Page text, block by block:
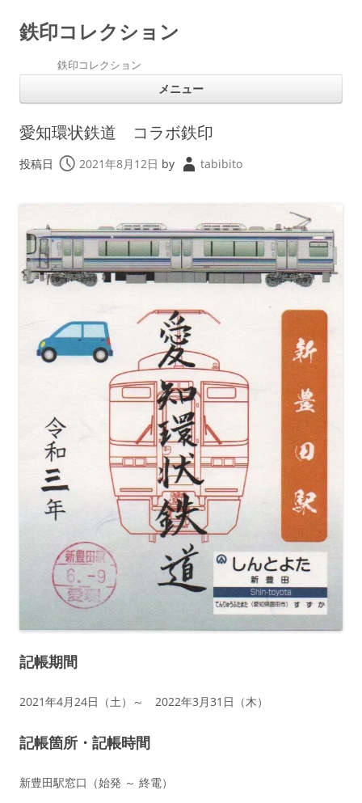
鉄印コレクション
鉄印コレクション
メニュー
愛知環状鉄道 コラボ鉄印
投稿日 2021年8月12日 by tabibito
記帳期間
2021年4月24日（土）～ 2022年3月31日（木）
記帳箇所・記帳時間
新豊田駅窓口（始発 ～ 終電）